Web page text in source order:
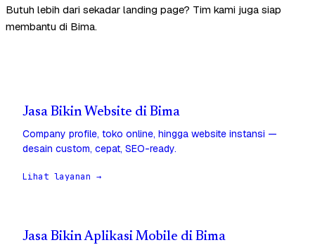
Butuh lebih dari sekadar landing page? Tim kami juga siap
membantu di Bima.
Jasa Bikin Website di Bima
Company profile, toko online, hingga website instansi —
desain custom, cepat, SEO-ready.
Lihat layanan →
Jasa Bikin Aplikasi Mobile di Bima